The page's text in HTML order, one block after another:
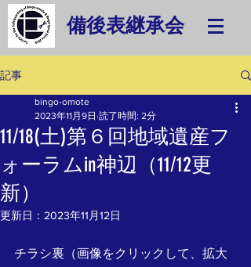
備後表継承会
記事
11/18(土)第６回地域遺産フ
ォーラムin神辺（11/12更
新）
bingo-omote
2023年11月9日 読了時間: 2分
更新日： 2023年11月12日
チラシ裏（画像をクリックして、拡大